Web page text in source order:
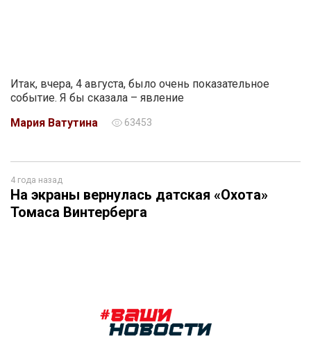
Итак, вчера, 4 августа, было очень показательное
событие. Я бы сказала – явление
Мария Ватутина
63453
4 года назад
На экраны вернулась датская «Охота»
Томаса Винтерберга